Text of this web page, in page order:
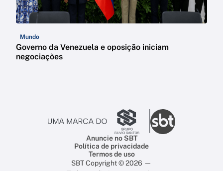
Mundo
Governo da Venezuela e oposição iniciam
negociações
Anuncie no SBT
Política de privacidade
Termos de uso
SBT Copyright © 2026 —